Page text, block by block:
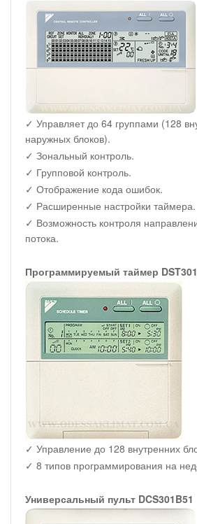
✓ Управляет до 64 группами (128
наружных блоков).
✓ Зональный контроль.
✓ Групповой контроль.
✓ Отображение кода ошибок.
✓ Расширенные настройки таймера.
✓ Возможность контроля
потока.
Программируемый таймер
✓ Управление до 128 внутренних
✓ 8 типов программирования на
Универсальный пульт DCS301B51